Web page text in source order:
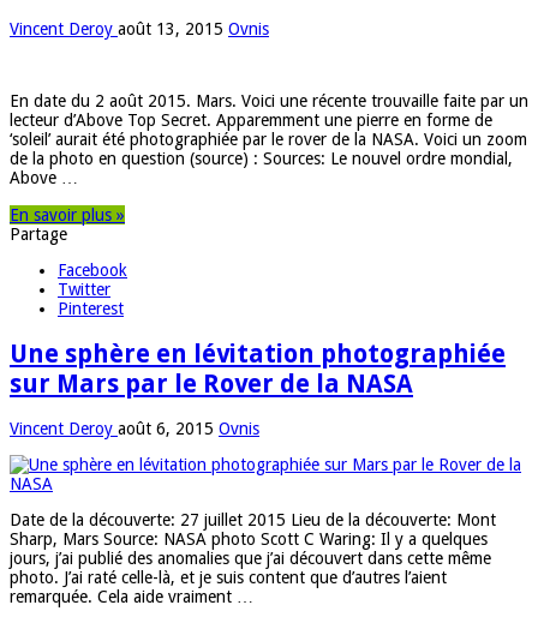
Vincent Deroy août 13, 2015 Ovnis
En date du 2 août 2015. Mars. Voici une récente trouvaille faite par un
lecteur d’Above Top Secret. Apparemment une pierre en forme de
‘soleil’ aurait été photographiée par le rover de la NASA. Voici un zoom
de la photo en question (source) : Sources: Le nouvel ordre mondial,
Above …
En savoir plus »
Partage
Facebook
Twitter
Pinterest
Une sphère en lévitation photographiée
sur Mars par le Rover de la NASA
Vincent Deroy août 6, 2015 Ovnis
Date de la découverte: 27 juillet 2015 Lieu de la découverte: Mont
Sharp, Mars Source: NASA photo Scott C Waring: Il y a quelques
jours, j’ai publié des anomalies que j’ai découvert dans cette même
photo. J’ai raté celle-là, et je suis content que d’autres l’aient
remarquée. Cela aide vraiment …